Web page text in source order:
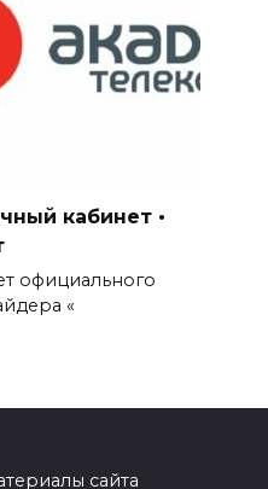
кабинет •
официального
«
сайта